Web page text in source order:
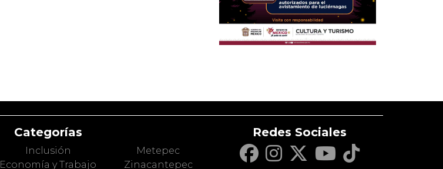
Categorías
Inclusión
Economía y Trabajo
Metepec
Zinacantepec
Redes Sociales